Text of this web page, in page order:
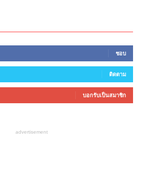
ชอบ
ติดตาม
บอกรับเป็นสมาชิก
advertisement